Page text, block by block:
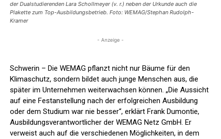
der Dualstudierenden Lara Schollmeyer (v. r.) neben der Urkunde auch die
Plakette zum Top-Ausbildungsbetrieb. Foto: WEMAG/Stephan Rudolph-
Kramer
- Anzeige -
Schwerin – Die WEMAG pflanzt nicht nur Bäume für den
Klimaschutz, sondern bildet auch junge Menschen aus, die
später im Unternehmen weiterwachsen können. „Die Aussicht
auf eine Festanstellung nach der erfolgreichen Ausbildung
oder dem Studium war nie besser“, erklärt Frank Dumontie,
Ausbildungsverantwortlicher der WEMAG Netz GmbH. Er
verweist auch auf die verschiedenen Möglichkeiten, in dem